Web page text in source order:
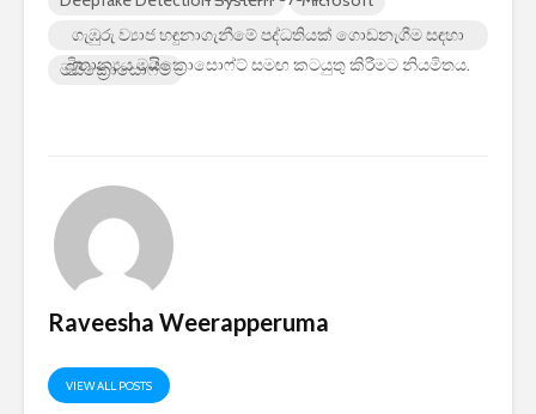
ගැඹුරු ව්‍යාජ හඳුනාගැනීමේ පද්ධතියක් ගොඩනැගීම සඳහා
බ්‍රිතාන්‍යය මයික්‍රොසොෆ්ට් සමඟ කටයුතු කිරීමට නියමිතය.
මයික්‍රොසොෆ්ට්
Raveesha Weerapperuma
VIEW ALL POSTS